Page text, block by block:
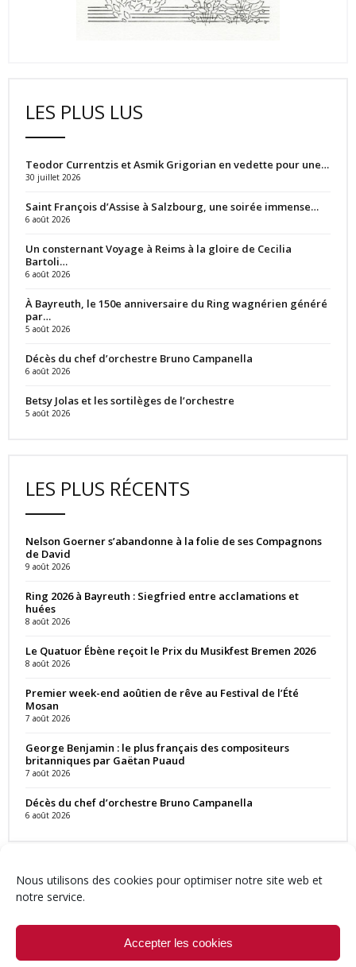
Nous utilisons des cookies pour optimiser notre site web et
notre service.
Accepter les cookies
LES PLUS LUS
Teodor Currentzis et Asmik Grigorian en vedette pour une…
30 juillet 2026
Saint François d’Assise à Salzbourg, une soirée immense…
6 août 2026
Un consternant Voyage à Reims à la gloire de Cecilia
Bartoli…
6 août 2026
À Bayreuth, le 150e anniversaire du Ring wagnérien généré
par…
5 août 2026
Décès du chef d’orchestre Bruno Campanella
6 août 2026
Betsy Jolas et les sortilèges de l’orchestre
5 août 2026
LES PLUS RÉCENTS
Nelson Goerner s’abandonne à la folie de ses Compagnons
de David
9 août 2026
Ring 2026 à Bayreuth : Siegfried entre acclamations et
huées
8 août 2026
Le Quatuor Ébène reçoit le Prix du Musikfest Bremen 2026
8 août 2026
Premier week-end aoûtien de rêve au Festival de l’Été
Mosan
7 août 2026
George Benjamin : le plus français des compositeurs
britanniques par Gaëtan Puaud
7 août 2026
Décès du chef d’orchestre Bruno Campanella
6 août 2026